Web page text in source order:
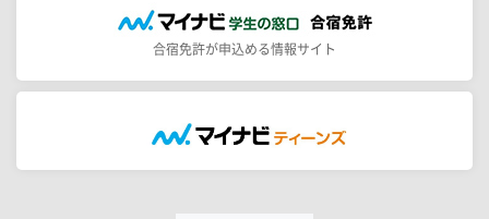
合宿免許が申込める情報サイト